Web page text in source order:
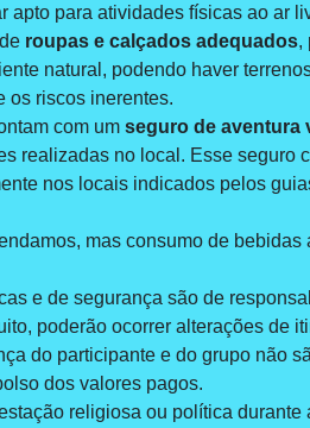
apto para atividades físicas ao ar
roupas e calçados adequados,
natural, podendo haver
os riscos inerentes.
com um seguro de aventura
realizadas no local. Esse seguro
nos locais indicados pelos
mas consumo de
e de segurança são de
poderão ocorrer alterações de
do participante e do grupo não
dos valores pagos.
religiosa ou política